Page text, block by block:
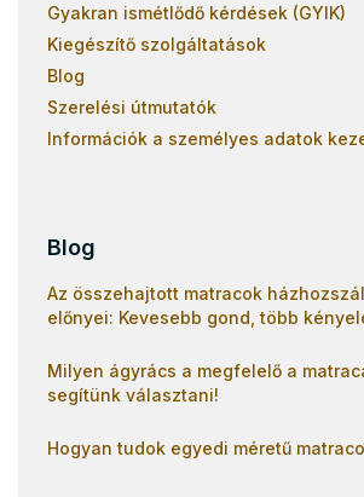
Gyakran ismétlődő kérdések (GYIK)
Kiegészítő szolgáltatások
Blog
Szerelési útmutatók
Információk a személyes adatok
Blog
Az összehajtott matracok
előnyei: Kevesebb gond, több
Milyen ágyrács a megfelelő a
segítünk választani!
Hogyan tudok egyedi méretű